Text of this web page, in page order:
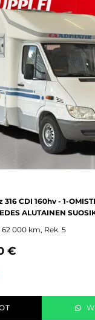
CDI 160hv - 1-
ALUTAINEN
000 km, Rek. 5
€